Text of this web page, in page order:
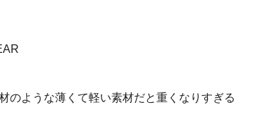
のような薄くて軽い素材だと重くなりすぎる